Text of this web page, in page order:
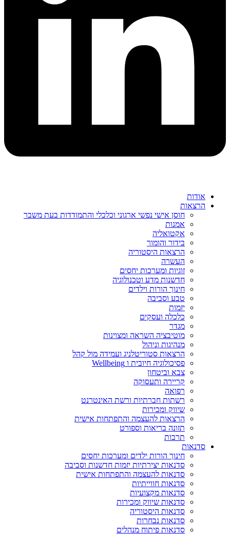
אודות
הרצאות
חוסן אישי נפשי ארגוני וכלכלי והתמודדות בעת משבר
אמנות
אקטואליה
בידור והומור
הרצאות היסטוריה
העשרה
זוגיות ומערכות יחסים
חדשנות מדע וטכנולוגיה
חינוך הורות וילדים
טבע וסביבה
יזמות
כלכלה ועסקים
מגדר
מוטיבציה השראה ומצוינות
מנהיגות וניהול
הרצאות סטוריטלניג ועמידה מול קהל
פסיכולוגיה חיובית ו Wellbeing
צבא וביטחון
קריירה ותעסוקה
רפואה
רשתות חברתיות ורשת האינטרנט
שיווק ומכירות
הרצאות להעצמה והתפתחות אישית
תזונה בריאות וספורט
תרבות
סדנאות
חינוך הורות ילדים ומערכות יחסים
סדנאות יצירתיות יזמות חדשנות וסביבה
סדנאות להעצמה והתפתחות אישית
סדנאות חווייתיות
סדנאות מקצועיות
סדנאות שיווק ומכירות
סדנאות היסטוריה
סדנאות נבחרות
סדנאות פיתוח מנהלים